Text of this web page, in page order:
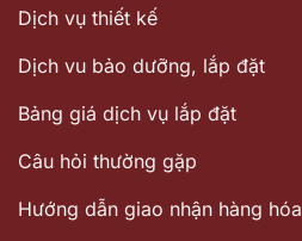
Dịch vụ thiết kế
Dịch vu bảo dưỡng, lắp đặt
Bảng giá dịch vụ lắp đặt
Câu hỏi thường gặp
Hướng dẫn giao nhận hàng hóa